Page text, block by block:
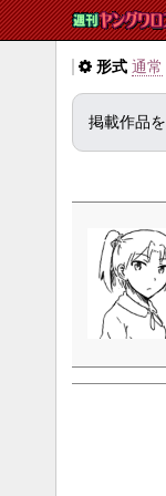
形式 通常
掲載作品を